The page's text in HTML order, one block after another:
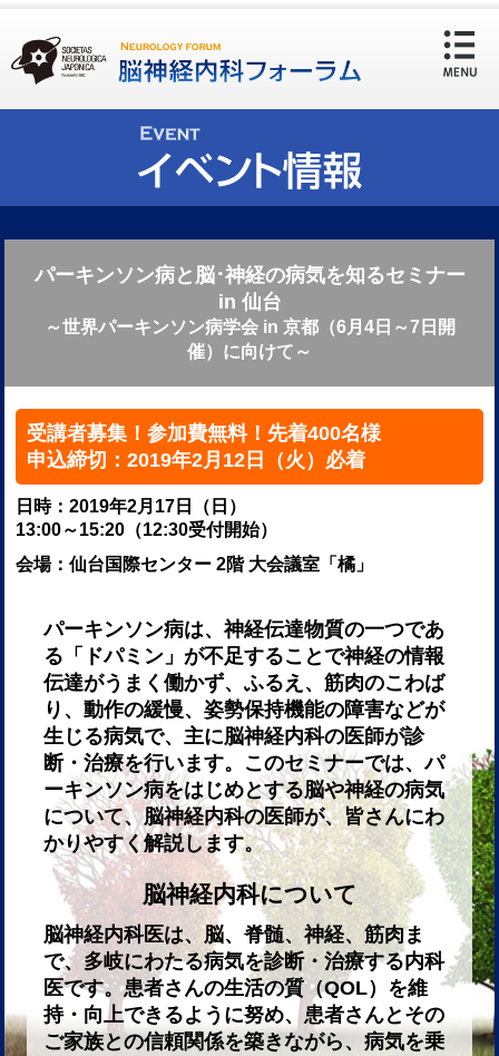
パーキンソン病と脳･神経の病気を知るセミナー
in 仙台
～世界パーキンソン病学会 in 京都（6月4日～7日開
催）に向けて～
受講者募集！参加費無料！先着400名様
申込締切：2019年2月12日（火）必着
日時：2019年2月17日
（日）
13:00～15:20（12:30受付開始）
会場：仙台国際センター 2階 大会議室「橘」
パーキンソン病は、神経伝達物質の一つであ
る「ドパミン」が不足することで神経の情報
伝達がうまく働かず、ふるえ、筋肉のこわば
り、動作の緩慢、姿勢保持機能の障害などが
生じる病気で、主に脳神経内科の医師が診
断・治療を行います。このセミナーでは、パ
ーキンソン病をはじめとする脳や神経の病気
について、脳神経内科の医師が、皆さんにわ
かりやすく解説します。
脳神経内科について
脳神経内科医は、脳、脊髄、神経、筋肉ま
で、多岐にわたる病気を診断・治療する内科
医です。患者さんの生活の質（QOL）を維
持・向上できるように努め、患者さんとその
ご家族との信頼関係を築きながら、病気を乗